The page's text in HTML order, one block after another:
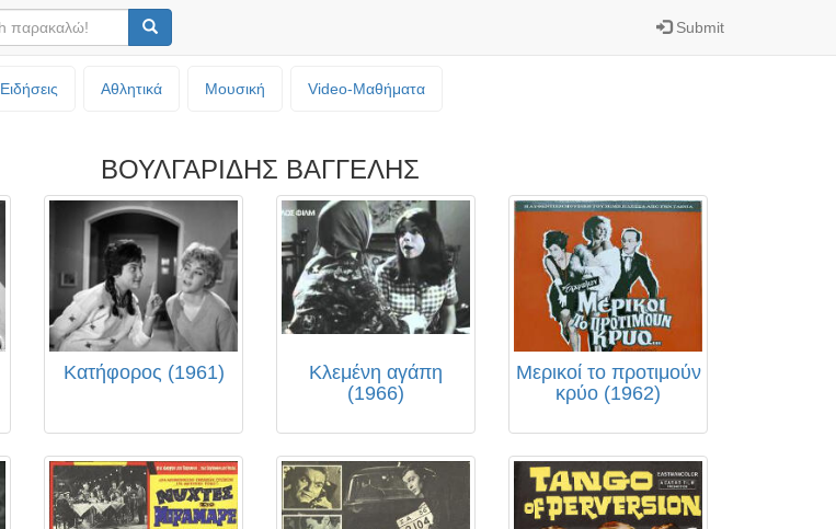
Submit
Ειδήσεις Αθλητικά Μουσική Video-Mαθήματα
ΒΟΥΛΓΑΡΙΔΗΣ ΒΑΓΓΕΛΗΣ
Κατήφορος (1961)
Κλεμένη αγάπη
(1966)
Μερικοί το προτιμούν
κρύο (1962)